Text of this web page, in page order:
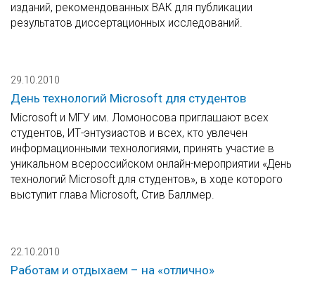
изданий, рекомендованных ВАК для публикации
результатов диссертационных исследований.
29.10.2010
День технологий Microsoft для студентов
Microsoft и МГУ им. Ломоносова приглашают всех
студентов, ИТ-энтузиастов и всех, кто увлечен
информационными технологиями, принять участие в
уникальном всероссийском онлайн-мероприятии «День
технологий Microsoft для студентов», в ходе которого
выступит глава Microsoft, Стив Баллмер.
22.10.2010
Работам и отдыхаем – на «отлично»